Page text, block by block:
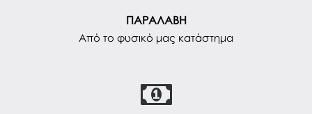
ΠΑΡΑΛΑΒΗ
Από το φυσικό μας κατάστημα